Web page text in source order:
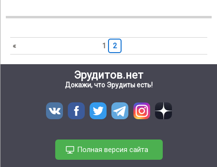
« 1 2
Эрудитов.нет
Докажи, что Эрудиты есть!
Полная версия сайта